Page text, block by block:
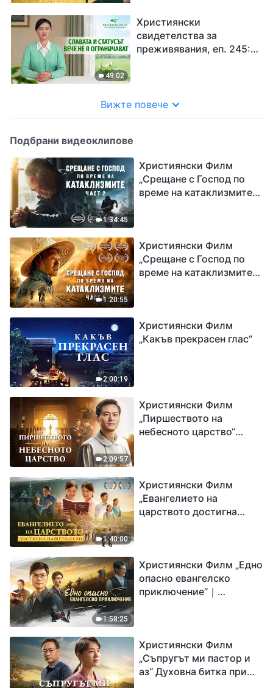
навлизането в живота
49:02
Християнски
свидетелства за
преживявания, еп. 245:
Вижте повече
Подбрани видеоклипове
1:34:45
Християнски Филм
„Срещане с Господ по
време на катаклизмите“
1:20:55
Християнски Филм
„Срещане с Господ по
време на катаклизмите“
2:00:19
Християнски Филм
„Какъв прекрасен глас“
2:09:57
Християнски Филм
„Пиршеството на
небесното царство“
1:40:00
Християнски Филм
„Евангелието на
царството достигна
1:58:25
Християнски Филм „Едно
опасно евангелско
приключение“｜
Исус
Християнски Филм
„Съпругът ми пастор и
аз“ Духовна битка при